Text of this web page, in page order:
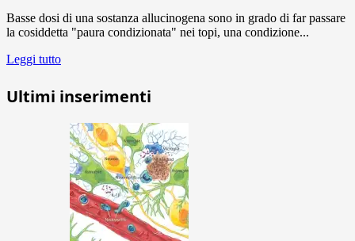
Basse dosi di una sostanza allucinogena sono in grado di far passare
la cosiddetta "paura condizionata" nei topi, una condizione...
Leggi tutto
Ultimi inserimenti